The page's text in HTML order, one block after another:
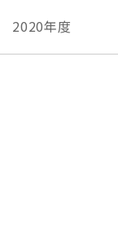
2020年度